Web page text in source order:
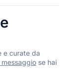
e curate da
se hai